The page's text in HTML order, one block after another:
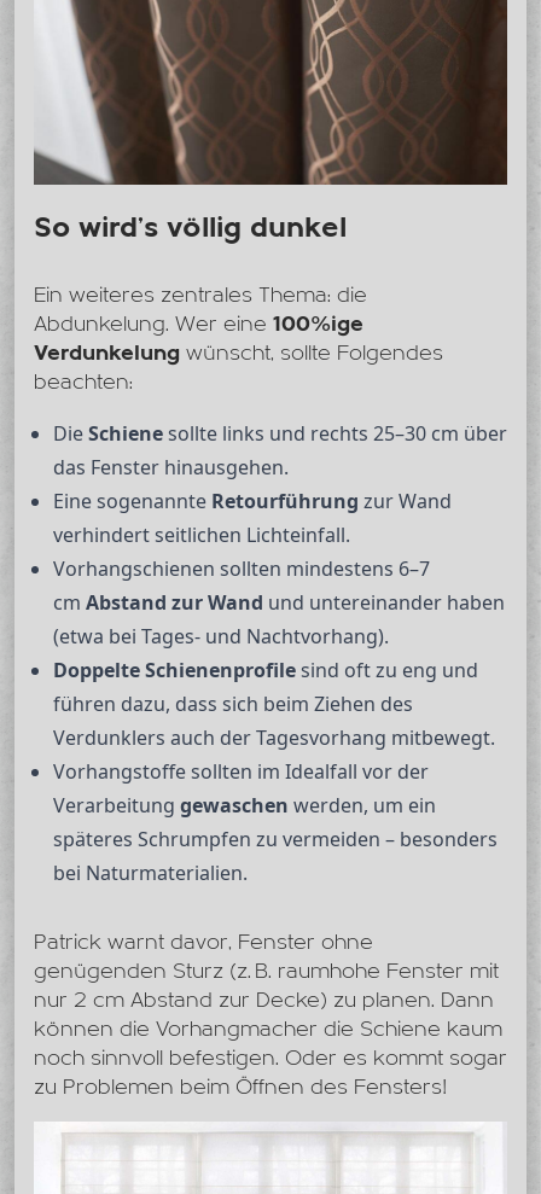
So wird’s völlig dunkel
Ein weiteres zentrales Thema: die
Abdunkelung. Wer eine 100%ige
Verdunkelung wünscht, sollte Folgendes
beachten:
DieSchienesollte links und rechts 25–30 cm über
das Fenster hinausgehen.
Eine sogenannte Retourführung zur Wand
verhindert seitlichen Lichteinfall.
Vorhangschienen sollten mindestens 6–7
cm Abstand zur Wand und untereinander haben
(etwa bei Tages- und Nachtvorhang).
Doppelte Schienenprofilesind oft zu eng und
führen dazu, dass sich beim Ziehen des
Verdunklers auch der Tagesvorhang mitbewegt.
Vorhangstoffe sollten im Idealfall vor der
Verarbeitung gewaschen werden, um ein
späteres Schrumpfen zu vermeiden – besonders
bei Naturmaterialien.
Patrick warnt davor, Fenster ohne
genügenden Sturz (z. B. raumhohe Fenster mit
nur 2 cm Abstand zur Decke) zu planen. Dann
können die Vorhangmacher die Schiene kaum
noch sinnvoll befestigen. Oder es kommt sogar
zu Problemen beim Öffnen des Fensters!